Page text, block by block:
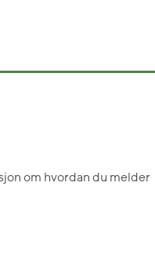
om hvordan du melder